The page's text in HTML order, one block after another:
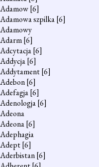
Adamow[6]
Adamowa szpilka[6]
Adamowy
Adarm[6]
Adcytacja[6]
Addycja[6]
Addytament[6]
Adebon[6]
Adefagja[6]
Adenologja[6]
Adeona
Adeona[6]
Adephagia
Adept[6]
Aderbistan[6]